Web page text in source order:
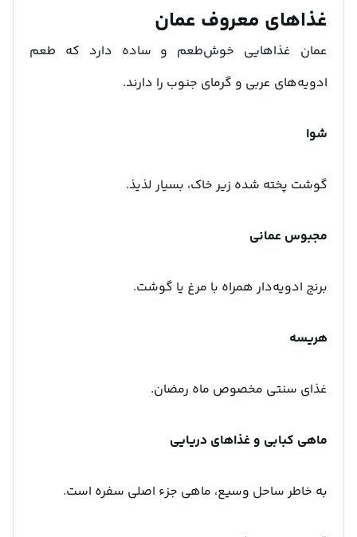
غذاهای معروف عمان
عمان غذاهایی خوش‌طعم و ساده دارد که طعم
ادویه‌های عربی و گرمای جنوب را دارند.
شوا
گوشت پخته شده زیر خاک، بسیار لذیذ.
مجبوس عمانی
برنج ادویه‌دار همراه با مرغ یا گوشت.
هریسه
غذای سنتی مخصوص ماه رمضان.
ماهی کبابی و غذاهای دریایی
به خاطر ساحل وسیع، ماهی جزء اصلی سفره است.